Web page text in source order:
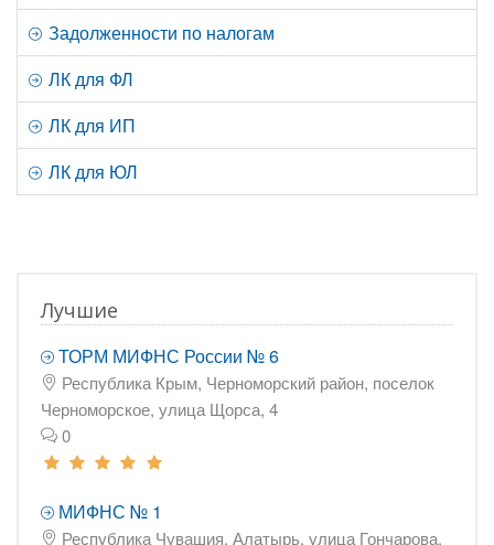
Задолженности по налогам
ЛК для ФЛ
ЛК для ИП
ЛК для ЮЛ
Лучшие
ТОРМ МИФНС России № 6
Республика Крым, Черноморский район, поселок
Черноморское, улица Щорса, 4
0
МИФНС № 1
Республика Чувашия, Алатырь, улица Гончарова,